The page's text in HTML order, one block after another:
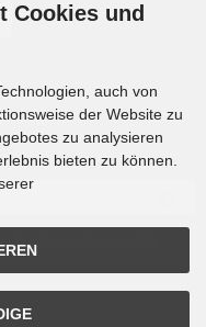
Kundenkonto abbestellt
Cookies und
auch von
der Website zu
zu analysieren
bieten zu können.